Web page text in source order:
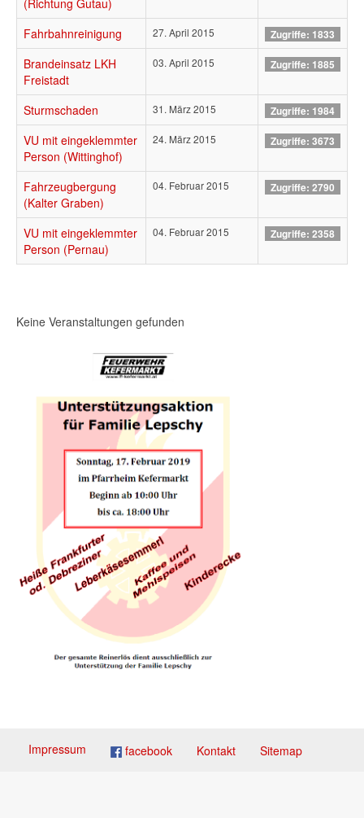
(Richtung Gutau)
Fahrbahnreinigung 27. April 2015 Zugriffe: 1833
Brandeinsatz LKH
Freistadt
03. April 2015 Zugriffe: 1885
Sturmschaden 31. März 2015 Zugriffe: 1984
VU mit eingeklemmter
Person (Wittinghof)
24. März 2015 Zugriffe: 3673
Fahrzeugbergung
(Kalter Graben)
04. Februar 2015 Zugriffe: 2790
VU mit eingeklemmter
Person (Pernau)
04. Februar 2015 Zugriffe: 2358
Keine Veranstaltungen gefunden
Impressum facebook Kontakt Sitemap